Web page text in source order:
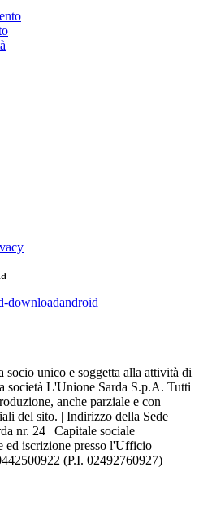
android
socio unico e soggetta alla attività di
società L'Unione Sarda S.p.A. Tutti
anche parziale e con
del sito. | Indirizzo della Sede
nr. 24 | Capitale sociale
ed iscrizione presso l'Ufficio
(P.I. 02492760927) |